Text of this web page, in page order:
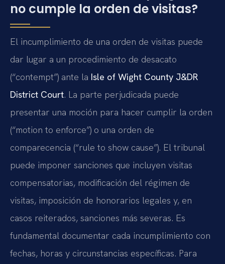
no cumple la orden de visitas?
El incumplimiento de una orden de visitas puede
dar lugar a un procedimiento de desacato
(“contempt”) ante la Isle of Wight County J&DR
District Court. La parte perjudicada puede
presentar una moción para hacer cumplir la orden
(“motion to enforce”) o una orden de
comparecencia (“rule to show cause”). El tribunal
puede imponer sanciones que incluyen visitas
compensatorias, modificación del régimen de
visitas, imposición de honorarios legales y, en
casos reiterados, sanciones más severas. Es
fundamental documentar cada incumplimiento con
fechas, horas y circunstancias específicas. Para